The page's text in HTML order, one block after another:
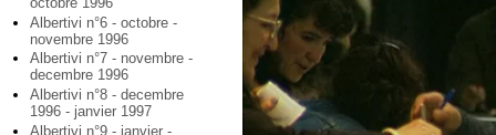
Albertivi n°6 - octobre -
novembre 1996
Albertivi n°7 - novembre -
decembre 1996
Albertivi n°8 - decembre
1996 - janvier 1997
Albertivi n°9 - janvier -